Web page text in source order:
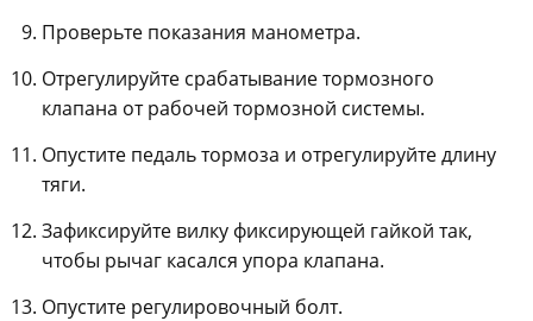
Проверьте показания манометра.
Отрегулируйте срабатывание тормозного
клапана от рабочей тормозной системы.
Опустите педаль тормоза и отрегулируйте длину
тяги.
Зафиксируйте вилку фиксирующей гайкой так,
чтобы рычаг касался упора клапана.
Опустите регулировочный болт.